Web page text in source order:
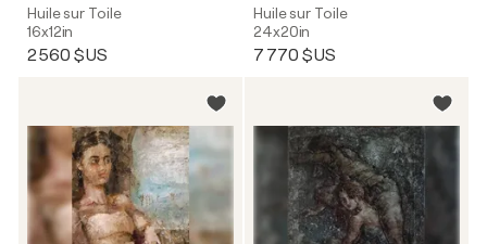
Huile sur Toile
16x12in
2 560 $US
Huile sur Toile
24x20in
7 770 $US